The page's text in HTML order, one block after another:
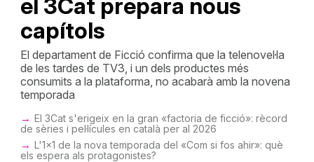
el 3Cat prepara nous
capítols
El departament de Ficció confirma que la telenovel·la
de les tardes de TV3, i un dels productes més
consumits a la plataforma, no acabarà amb la novena
temporada
El 3Cat s'erigeix en la gran «factoria de ficció»: rècord
de sèries i pel·lícules en català per al 2026
L'1x1 de la nova temporada del «Com si fos ahir»: què
els espera als protagonistes?